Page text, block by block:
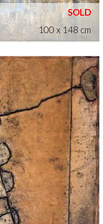
100 x 148 cm